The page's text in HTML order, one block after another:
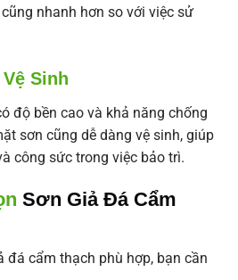
nhanh hơn so với việc sử
Sinh
độ bền cao và khả năng chống
sơn cũng dễ dàng vệ sinh, giúp
công sức trong việc bảo trì.
Sơn Giả Đá Cẩm
cẩm thạch phù hợp, bạn cần